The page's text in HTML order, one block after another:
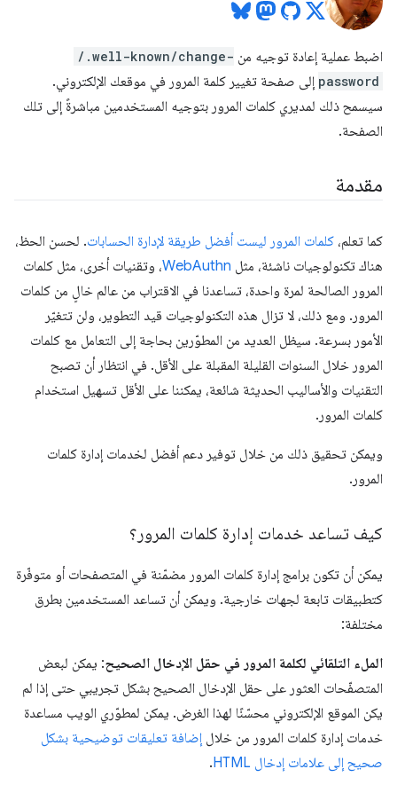
اضبط عملية إعادة توجيه من /.well-known/change-
password إلى صفحة تغيير كلمة المرور في موقعك الإلكتروني.
سيسمح ذلك لمديري كلمات المرور بتوجيه المستخدمين مباشرةً إلى تلك
الصفحة.
مقدمة
كما تعلم، كلمات المرور ليست أفضل طريقة لإدارة الحسابات. لحسن الحظ،
هناك تكنولوجيات ناشئة، مثل WebAuthn، وتقنيات أخرى، مثل كلمات
المرور الصالحة لمرة واحدة، تساعدنا في الاقتراب من عالم خالٍ من كلمات
المرور. ومع ذلك، لا تزال هذه التكنولوجيات قيد التطوير، ولن تتغيّر
الأمور بسرعة. سيظل العديد من المطوّرين بحاجة إلى التعامل مع كلمات
المرور خلال السنوات القليلة المقبلة على الأقل. في انتظار أن تصبح
التقنيات والأساليب الحديثة شائعة، يمكننا على الأقل تسهيل استخدام
كلمات المرور.
ويمكن تحقيق ذلك من خلال توفير دعم أفضل لخدمات إدارة كلمات
المرور.
كيف تساعد خدمات إدارة كلمات المرور؟
يمكن أن تكون برامج إدارة كلمات المرور مضمّنة في المتصفحات أو متوفّرة
كتطبيقات تابعة لجهات خارجية. ويمكن أن تساعد المستخدمين بطرق
مختلفة:
الملء التلقائي لكلمة المرور في حقل الإدخال الصحيح: يمكن لبعض
المتصفّحات العثور على حقل الإدخال الصحيح بشكل تجريبي حتى إذا لم
يكن الموقع الإلكتروني محسّنًا لهذا الغرض. يمكن لمطوّري الويب مساعدة
خدمات إدارة كلمات المرور من خلال إضافة تعليقات توضيحية بشكل
صحيح إلى علامات إدخال HTML
.